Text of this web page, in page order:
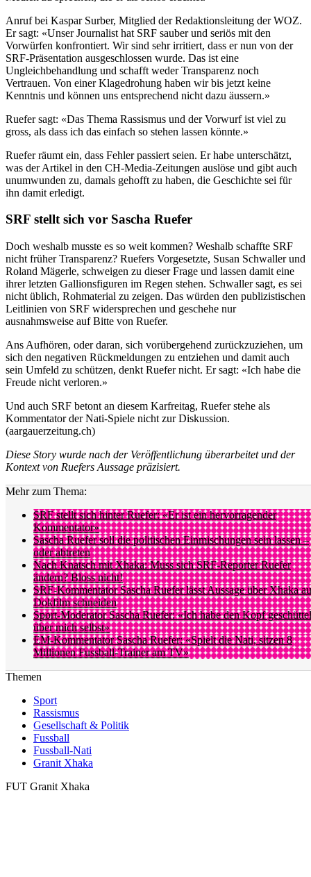
Anruf bei Kaspar Surber, Mitglied der Redaktionsleitung der WOZ.
Er sagt: «Unser Journalist hat SRF sauber und seriös mit den
Vorwürfen konfrontiert. Wir sind sehr irritiert, dass er nun von der
SRF-Präsentation ausgeschlossen wurde. Das ist eine
Ungleichbehandlung und schafft weder Transparenz noch
Vertrauen. Von einer Klagedrohung haben wir bis jetzt keine
Kenntnis und können uns entsprechend nicht dazu äussern.»
Ruefer sagt: «Das Thema Rassismus und der Vorwurf ist viel zu
gross, als dass ich das einfach so stehen lassen könnte.»
Ruefer räumt ein, dass Fehler passiert seien. Er habe unterschätzt,
was der Artikel in den CH-Media-Zeitungen auslöse und gibt auch
unumwunden zu, damals gehofft zu haben, die Geschichte sei für
ihn damit erledigt.
SRF stellt sich vor Sascha Ruefer
Doch weshalb musste es so weit kommen? Weshalb schaffte SRF
nicht früher Transparenz? Ruefers Vorgesetzte, Susan Schwaller und
Roland Mägerle, schweigen zu dieser Frage und lassen damit eine
ihrer letzten Gallionsfiguren im Regen stehen. Schwaller sagt, es sei
nicht üblich, Rohmaterial zu zeigen. Das würden den publizistischen
Leitlinien von SRF widersprechen und geschehe nur
ausnahmsweise auf Bitte von Ruefer.
Ans Aufhören, oder daran, sich vorübergehend zurückzuziehen, um
sich den negativen Rückmeldungen zu entziehen und damit auch
sein Umfeld zu schützen, denkt Ruefer nicht. Er sagt: «Ich habe die
Freude nicht verloren.»
Und auch SRF betont an diesem Karfreitag, Ruefer stehe als
Kommentator der Nati-Spiele nicht zur Diskussion.
(aargauerzeitung.ch)
Diese Story wurde nach der Veröffentlichung überarbeitet und der
Kontext von Ruefers Aussage präzisiert.
Mehr zum Thema:
SRF stellt sich hinter Ruefer: «Er ist ein hervorragender
Kommentator»
Sascha Ruefer soll die politischen Einmischungen sein lassen –
oder abtreten
Nach Knatsch mit Xhaka: Muss sich SRF-Reporter Ruefer
ändern? Bloss nicht!
SRF-Kommentator Sascha Ruefer lässt Aussage über Xhaka
Dokfilm schneiden
Sport-Moderator Sascha Ruefer: «Ich habe den Kopf
über mich selbst»
EM-Kommentator Sascha Ruefer: «Spielt die Nati, sitzen 8
Millionen Fussball-Trainer am TV»
Themen
Sport
Rassismus
Gesellschaft & Politik
Fussball
Fussball-Nati
Granit Xhaka
FUT Granit Xhaka